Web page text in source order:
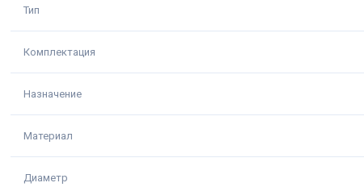
Тип
Комплектация
Назначение
Материал
Диаметр